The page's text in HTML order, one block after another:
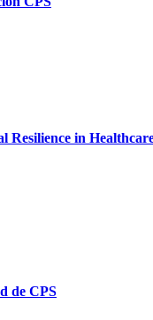
Resilience in
de CPS